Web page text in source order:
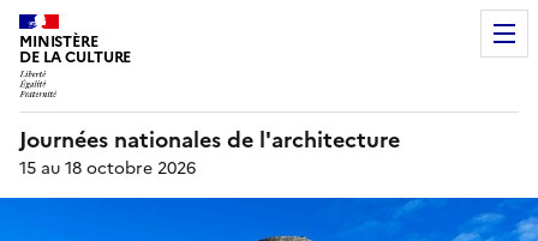
MINISTÈRE
DE LA CULTURE
Journées nationales de l'architecture
15 au 18 octobre 2026